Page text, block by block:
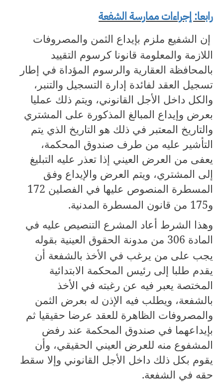
رابعا: إجراءات ممارسة الشفعة
إن الشفيع ملزم بإيداع الثمن والمصروفات
اللازمة والمعلومة قانونا كرسوم التقييد
بالمحافظة العقارية والرسوم المؤداة في إطار
تسجيل العقد لفائدة إدارة التسجيل والتنبر،
والكل داخل الأجل القانوني، ويتم ذلك عمليا
بعرض وإيداع المبالغ المذكورة على المشتري
والتاريخ المعتبر في ذلك هو التاريخ الذي يتم
التأشير عليه من طرف صندوق المحكمة،
يعفى من العرض العيني إذا تعذر عليه التبليغ
إلى المشتري، ويتم العرض والإيداع وفق
المسطرة المنصوص عليها في الفصلين 172
و175 من قانون المسطرة المدنية.
وهذا الشرط أعاد المشرع التنصيص عليه في
المادة 306 من مدونة الحقوق العينية بقوله
يجب على من يرغب في الأخذ بالشفعة أن
يقدم طلبا إلى رئيس المحكمة الابتدائية
المختصة يعبر فيه عن رغبته في الأخذ
بالشفعة، ويطلب فيه الإذن له بعرض الثمن
والمصروفات الظاهرة للعقد عرضا حقيقيا ثم
بإيداعهما في صندوق المحكمة عند رفض
المشفوع منه للعرض العيني الحقيقي، وأن
يقوم بكل ذلك داخل الأجل القانوني وإلا سقط
حقه في الشفعة.